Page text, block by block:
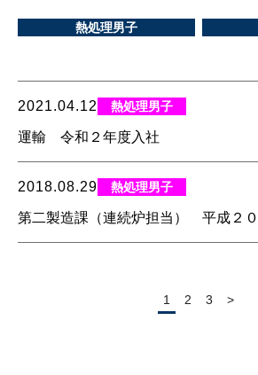
熱処理男子
2021.04.12 熱処理男子
運輸 令和２年度入社
2018.08.29 熱処理男子
第二製造課（連続炉担当） 平成２
1 2 3 >